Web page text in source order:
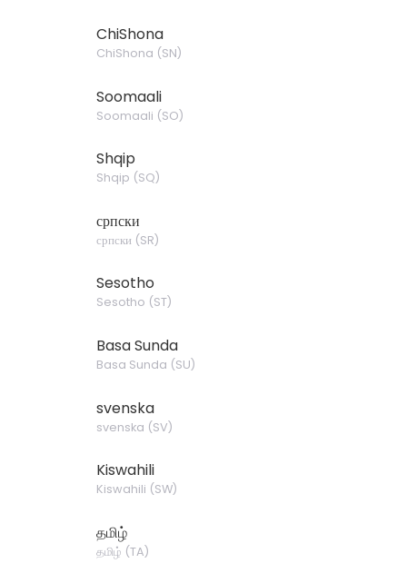
ChiShona
ChiShona (SN)
Soomaali
Soomaali (SO)
Shqip
Shqip (SQ)
српски
српски (SR)
Sesotho
Sesotho (ST)
Basa Sunda
Basa Sunda (SU)
svenska
svenska (SV)
Kiswahili
Kiswahili (SW)
தமிழ்
தமிழ் (TA)